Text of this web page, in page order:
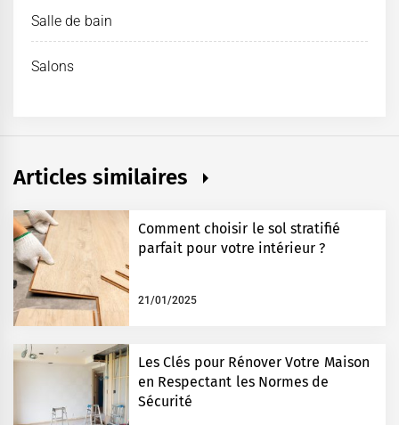
Salle de bain
Salons
Articles similaires
Comment choisir le sol stratifié
parfait pour votre intérieur ?
21/01/2025
Les Clés pour Rénover Votre Maison
en Respectant les Normes de
Sécurité